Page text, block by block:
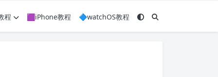
程 🟪iPhone教程 🔷watchOS教程